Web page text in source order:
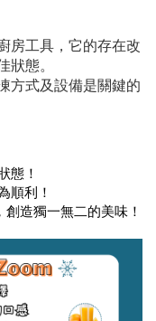
房工具，它的存在改
狀態。
方式及設備是關鍵的
態！
順利！